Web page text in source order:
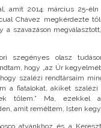
amit 2014. március 25-éln
Chávez megkérdezte
a szavazáson
szegényes olasz
hogy „az Úr
szalézi rendtársaim
a fiatalokat, akiket szalézi
tőlem.” Ma, ezekkel
amit reméltem, Isten